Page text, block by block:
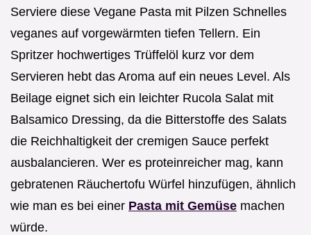
Serviere diese Vegane Pasta mit Pilzen Schnelles
veganes auf vorgewärmten tiefen Tellern. Ein
Spritzer hochwertiges Trüffelöl kurz vor dem
Servieren hebt das Aroma auf ein neues Level. Als
Beilage eignet sich ein leichter Rucola Salat mit
Balsamico Dressing, da die Bitterstoffe des Salats
die Reichhaltigkeit der cremigen Sauce perfekt
ausbalancieren. Wer es proteinreicher mag, kann
gebratenen Räuchertofu Würfel hinzufügen, ähnlich
wie man es bei einer Pasta mit Gemüse machen
würde.